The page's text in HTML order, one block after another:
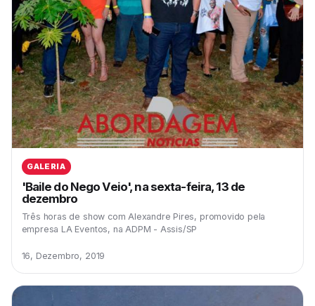
GALERIA
'Baile do Nego Veio', na sexta-feira, 13 de
dezembro
Três horas de show com Alexandre Pires, promovido pela
empresa LA Eventos, na ADPM - Assis/SP
16, Dezembro, 2019